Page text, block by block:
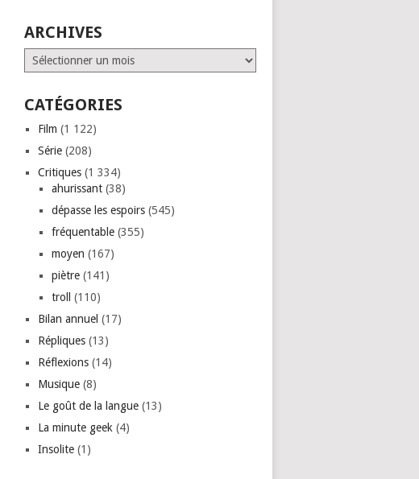
ARCHIVES
Archives
CATÉGORIES
Film (1 122)
Série (208)
Critiques (1 334)
ahurissant (38)
dépasse les espoirs (545)
fréquentable (355)
moyen (167)
piètre (141)
troll
(110)
Bilan annuel (17)
Répliques (13)
Réflexions (14)
Musique (8)
Le goût de la langue (13)
La minute geek (4)
Insolite (1)